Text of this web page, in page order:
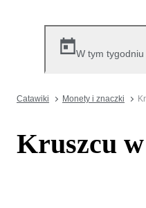
W tym tygodniu
Catawiki Monety i znaczki
Kruszcu